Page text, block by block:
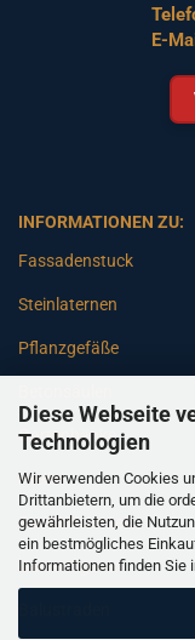
Diese Webseite
Technologien
Wir verwenden Cookies
Drittanbietern, um die
gewährleisten, die
ein bestmögliches
Informationen finden Sie
E-
INFORMATIONEN ZU:
Fassadenstuck
Steinlaternen
Pflanzgefäße
Gartenbänke
Pfeiler
Gartenbrunnen
Gartenfiguren